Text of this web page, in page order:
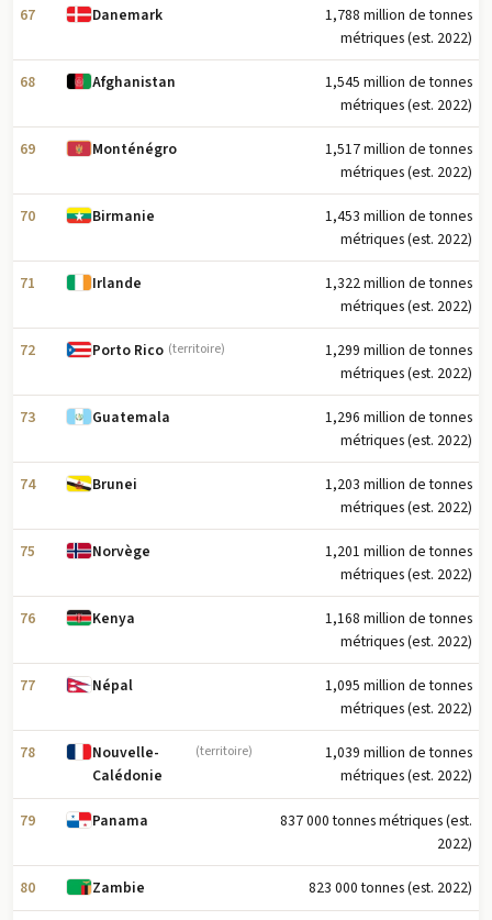
67 Danemark
1,788 million de tonnes
métriques (est. 2022)
68 Afghanistan
1,545 million de tonnes
métriques (est. 2022)
69 Monténégro
1,517 million de tonnes
métriques (est. 2022)
70 Birmanie
1,453 million de tonnes
métriques (est. 2022)
71 Irlande
1,322 million de tonnes
métriques (est. 2022)
72 Porto Rico (territoire)
1,299 million de tonnes
métriques (est. 2022)
73 Guatemala
1,296 million de tonnes
métriques (est. 2022)
74 Brunei
1,203 million de tonnes
métriques (est. 2022)
75 Norvège
1,201 million de tonnes
métriques (est. 2022)
76 Kenya
1,168 million de tonnes
métriques (est. 2022)
77 Népal
1,095 million de tonnes
métriques (est. 2022)
78
Nouvelle-
Calédonie
(territoire)
1,039 million de tonnes
métriques (est. 2022)
79 Panama
837 000 tonnes métriques (est.
2022)
80 Zambie 823 000 tonnes (est. 2022)